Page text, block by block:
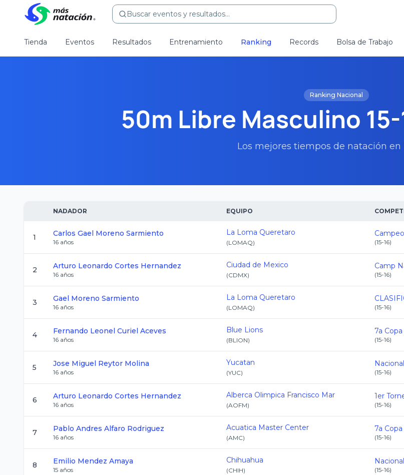
Buscar eventos y resultados...
Tienda Eventos Resultados Entrenamiento Ranking Records Bolsa de Trabajo
Ranking Nacional
50m Libre Masculino
Los mejores tiempos de natación en
NADADOR EQUIPO
1 Carlos Gael Moreno Sarmiento
16 años
La Loma Queretaro
(LOMAQ) (15-16)
2 Arturo Leonardo Cortes Hernandez
16 años
Ciudad de Mexico
(CDMX) (15-16)
3 Gael Moreno Sarmiento
16 años
La Loma Queretaro
(LOMAQ) (15-16)
4 Fernando Leonel Curiel Aceves
16 años
Blue Lions
(BLION) (15-16)
5 Jose Miguel Reytor Molina
16 años
Yucatan
(YUC) (15-16)
6 Arturo Leonardo Cortes Hernandez
16 años
Alberca Olimpica Francisco Mar
(AOFM) (15-16)
7 Pablo Andres Alfaro Rodriguez
16 años
Acuatica Master Center
(AMC) (15-16)
8 Emilio Mendez Amaya
15 años
Chihuahua
(CHIH) (15-16)